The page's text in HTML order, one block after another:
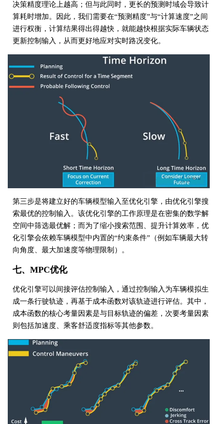
决策精度理论上越高；但与此同时，更长的预测时域会导致计
算耗时增加。因此，我们需要在“预测精度”与“计算速度”之间
进行权衡，计算结果得出得越快，就能越快根据实际车辆状态
更新控制输入，从而更好地应对实时路况变化。
第三步是将建立好的车辆模型输入至优化引擎，由优化引擎搜
索最优的控制输入。该优化引擎的工作原理是在密集的数学解
空间中筛选最优解；而为了缩小搜索范围、提升计算效率，优
化引擎会依赖车辆模型中内置的“约束条件”（例如车辆最大转
向角度、最大加速度等物理限制）。
七、MPC优化
优化引擎可以间接评估控制输入，通过控制输入为车辆模拟生
成一条行驶轨迹，再基于成本函数对该轨迹进行评估。其中，
成本函数的核心考量因素是与目标轨迹的偏差，次要考量因素
则包括加速度、乘客舒适度指标等其他参数。